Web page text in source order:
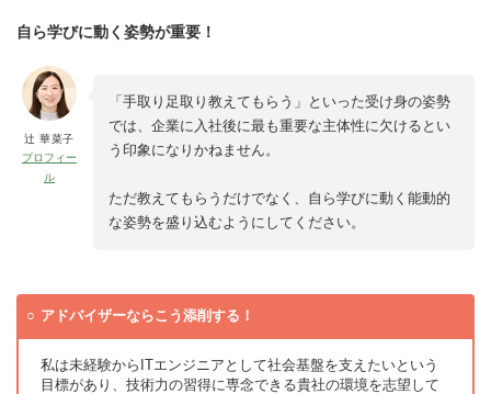
自ら学びに動く姿勢が重要！
辻 華菜子
プロフィー
ル
「手取り足取り教えてもらう」といった受け身の姿勢
では、企業に入社後に最も重要な主体性に欠けるとい
う印象になりかねません。
ただ教えてもらうだけでなく、自ら学びに動く能動的
な姿勢を盛り込むようにしてください。
アドバイザーならこう添削する！
私は未経験からITエンジニアとして社会基盤を支えたいという
目標があり、技術力の習得に専念できる貴社の環境を志望して